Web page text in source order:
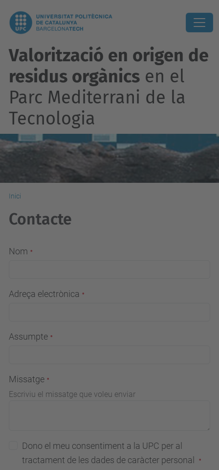
Valorització en origen de
residus orgànics en el
Parc Mediterrani de la
Tecnologia
Inici
Contacte
Nom
Adreça electrònica
Assumpte
Missatge
Escriviu el missatge que voleu enviar
Dono el meu consentiment a la UPC per al
tractament de les dades de caràcter personal